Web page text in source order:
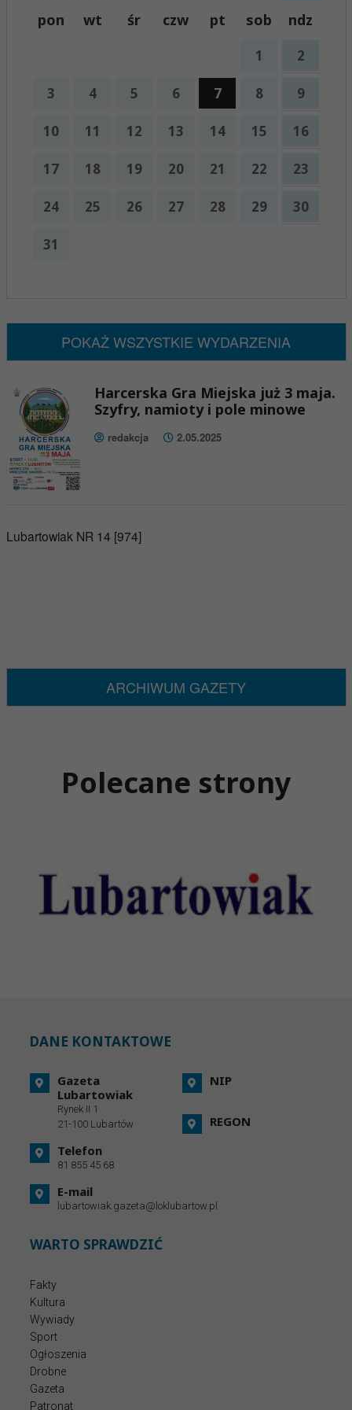
pon
wt śr czw pt sob ndz
1 2
3 4 5 6 7 8 9
10 11 12 13 14 15 16
17 18 19 20 21 22 23
24 25 26 27 28 29 30
31
POKAŻ WSZYSTKIE WYDARZENIA
Harcerska Gra Miejska już 3 maja.
Szyfry, namioty i pole minowe
redakcja 2.05.2025
Lubartowiak NR 14 [974]
ARCHIWUM GAZETY
Polecane strony
DANE KONTAKTOWE
Gazeta
Lubartowiak
Rynek II 1
21-100 Lubartów
Telefon
81 855 45 68
E-mail
lubartowiak.gazeta@loklubartow.pl
NIP
REGON
WARTO SPRAWDZIĆ
Fakty
Kultura
Wywiady
Sport
Ogłoszenia
Drobne
Gazeta
Patronat